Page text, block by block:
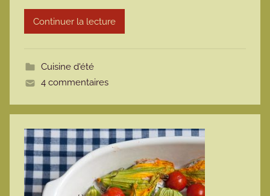
t
Continuer la lecture
Cuisine d'été
4 commentaires